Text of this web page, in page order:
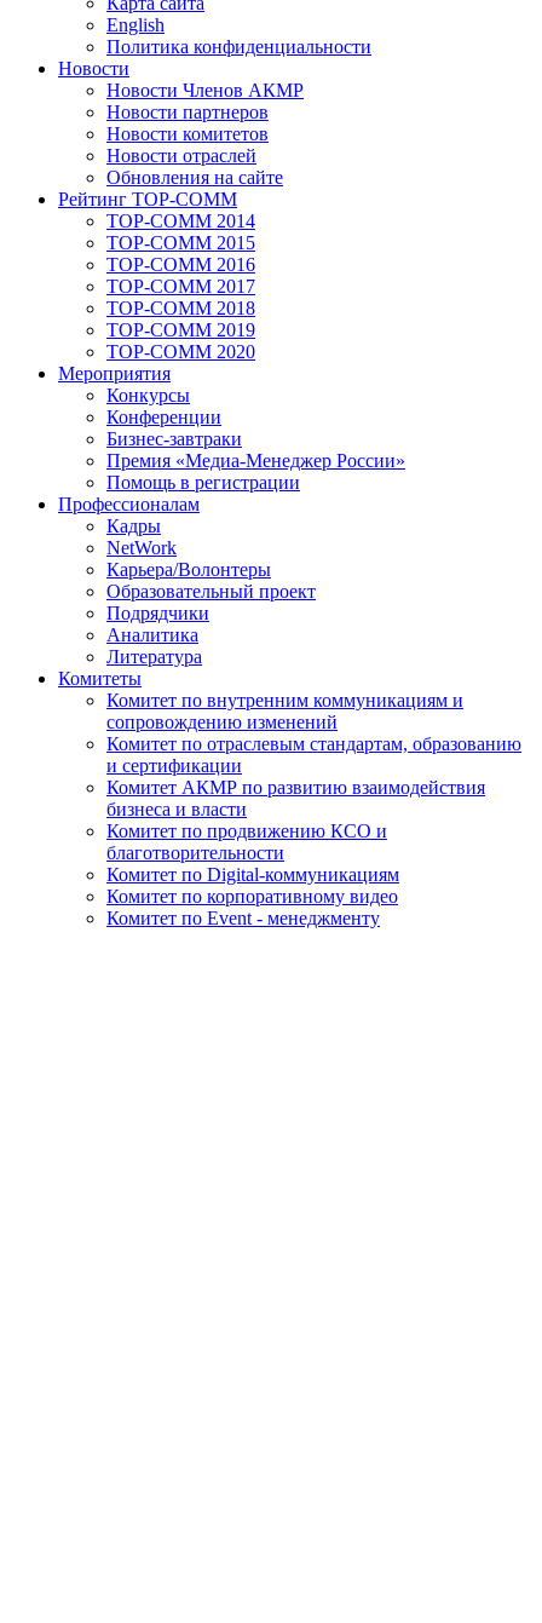
English
Политика конфиденциальности
Новости
Новости Членов АКМР
Новости партнеров
Новости комитетов
Новости отраслей
Обновления на сайте
Рейтинг TOP-COMM
TOP-COMM 2014
TOP-COMM 2015
TOP-COMM 2016
TOP-COMM 2017
TOP-COMM 2018
TOP-COMM 2019
TOP-COMM 2020
Мероприятия
Конкурсы
Конференции
Бизнес-завтраки
Премия «Медиа-Менеджер России»
Помощь в регистрации
Профессионалам
Кадры
NetWork
Карьера/Волонтеры
Образовательный проект
Подрядчики
Аналитика
Литература
Комитеты
Комитет по внутренним коммуникациям и
сопровождению изменений
Комитет по отраслевым стандартам, образованию
и сертификации
Комитет АКМР по развитию взаимодействия
бизнеса и власти
Комитет по продвижению КСО и
благотворительности
Комитет по Digital-коммуникациям
Комитет по корпоративному видео
Комитет по Event - менеджменту